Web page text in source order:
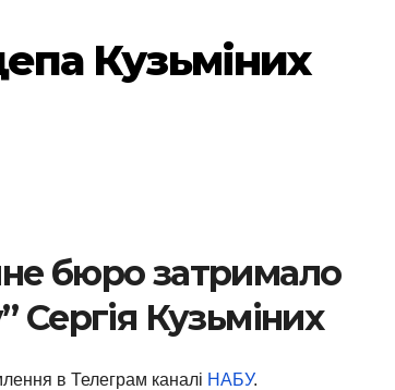
Кузьміних
бюро затримало
Сергія Кузьміних
в Телеграм каналі НАБУ.